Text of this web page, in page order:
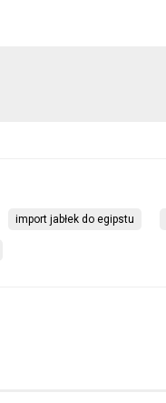
import jabłek do egipstu